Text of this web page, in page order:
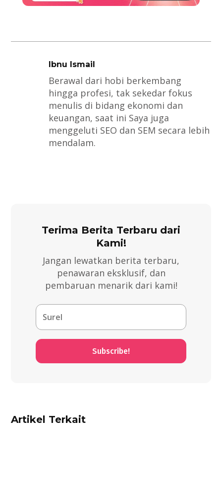
Ibnu Ismail
Berawal dari hobi berkembang
hingga profesi, tak sekedar fokus
menulis di bidang ekonomi dan
keuangan, saat ini Saya juga
menggeluti SEO dan SEM secara lebih
mendalam.
Terima Berita Terbaru dari
Kami!
Jangan lewatkan berita terbaru,
penawaran eksklusif, dan
pembaruan menarik dari kami!
Subscribe!
Artikel Terkait